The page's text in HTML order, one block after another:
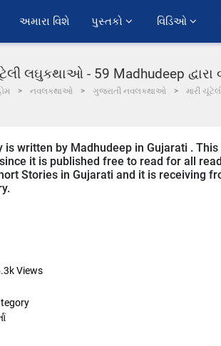
અમારા વિશે પુસ્તકો વિડિઓ
લઘુકથાઓ - 59 Madhudeep દ્વારા
નવલકથાઓ ગુજરાતી નવલકથાઓ મારી
written by Madhudeep in Gujarati .
it is published free to read for all
Stories in Gujarati and it is receiving
Views